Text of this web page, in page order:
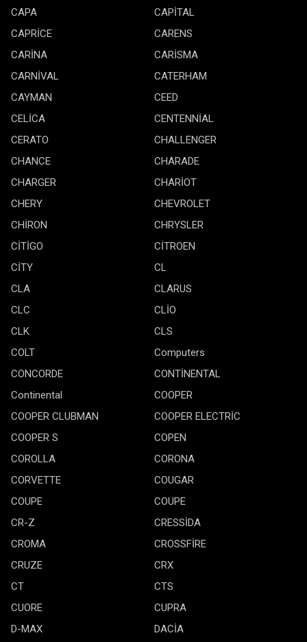
CAPA
CAPİTAL
CAPRİCE
CARENS
CARİNA
CARİSMA
CARNİVAL
CATERHAM
CAYMAN
CEED
CELİCA
CENTENNİAL
CERATO
CHALLENGER
CHANCE
CHARADE
CHARGER
CHARİOT
CHERY
CHEVROLET
CHİRON
CHRYSLER
CİTİGO
CİTROEN
CİTY
CL
CLA
CLARUS
CLC
CLİO
CLK
CLS
COLT
Computers
CONCORDE
CONTİNENTAL
Continental
COOPER
COOPER CLUBMAN
COOPER ELECTRİC
COOPER S
COPEN
COROLLA
CORONA
CORVETTE
COUGAR
COUPE
COUPE
CR-Z
CRESSİDA
CROMA
CROSSFİRE
CRUZE
CRX
CT
CTS
CUORE
CUPRA
D-MAX
DACİA